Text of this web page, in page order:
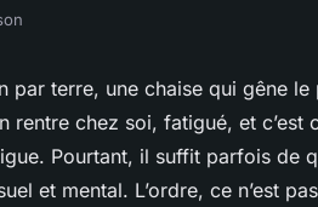
prête ?
à appliquer
par terre, une chaise qui gêne
rentre chez soi, fatigué, et c’est
Pourtant, il suffit parfois de
et mental. L’ordre, ce n’est